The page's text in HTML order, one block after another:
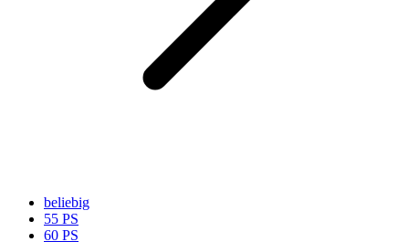
beliebig
55 PS
60 PS